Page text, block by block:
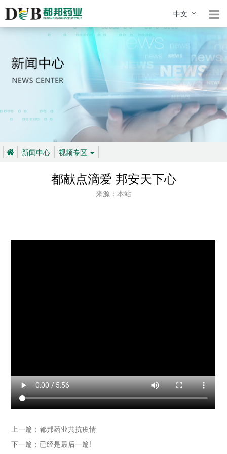
中文
新闻中心 视频专区
都献点滴爱 邦安天下心
来源：本站
上一篇：都邦药业共抗疫情
下一篇：已经是最后一篇!